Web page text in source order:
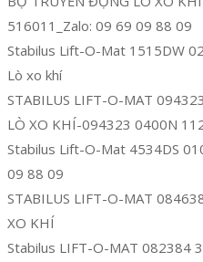
516011_Zalo: 09 69 09 88 09
Stabilus Lift-O-Mat 1515DW
Lò xo khí
STABILUS LIFT-O-MAT
LÒ XO KHÍ-094323 0400N
Stabilus Lift-O-Mat 4534DS
09 88 09
STABILUS LIFT-O-MAT
XO KHÍ
Stabilus LIFT-O-MAT 082384